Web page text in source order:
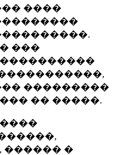
����
���
���������
�� �����.
������ �